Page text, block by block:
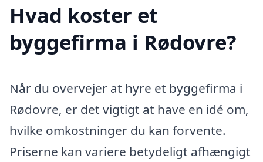
Hvad koster et
byggefirma i Rødovre?
Når du overvejer at hyre et byggefirma i
Rødovre, er det vigtigt at have en idé om,
hvilke omkostninger du kan forvente.
Priserne kan variere betydeligt afhængigt